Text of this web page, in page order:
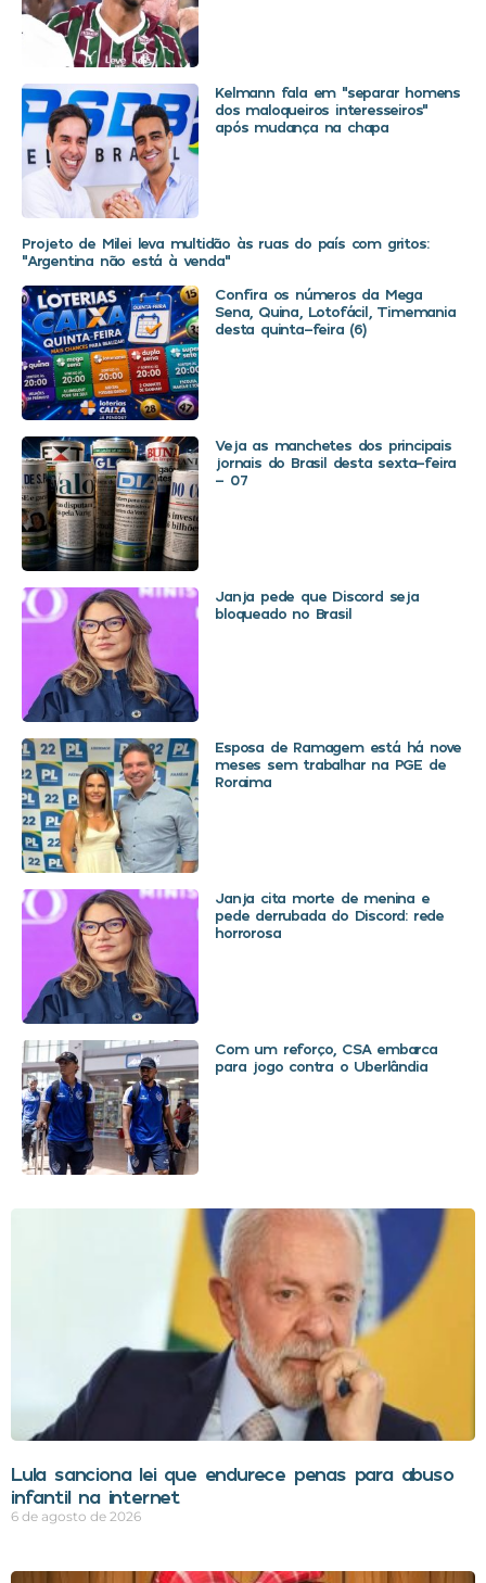
Kelmann fala em “separar homens
dos maloqueiros interesseiros”
após mudança na chapa
Projeto de Milei leva multidão às ruas do país com gritos:
“Argentina não está à venda”
Confira os números da Mega
Sena, Quina, Lotofácil, Timemania
desta quinta-feira (6)
Veja as manchetes dos principais
jornais do Brasil desta sexta-feira
– 07
Janja pede que Discord seja
bloqueado no Brasil
Esposa de Ramagem está há nove
meses sem trabalhar na PGE de
Roraima
Janja cita morte de menina e
pede derrubada do Discord: rede
horrorosa
Com um reforço, CSA embarca
para jogo contra o Uberlândia
Lula sanciona lei que endurece penas para abuso
infantil na internet
6 de agosto de 2026